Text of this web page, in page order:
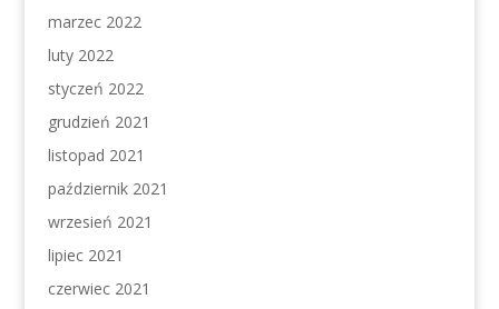
marzec 2022
luty 2022
styczeń 2022
grudzień 2021
listopad 2021
październik 2021
wrzesień 2021
lipiec 2021
czerwiec 2021